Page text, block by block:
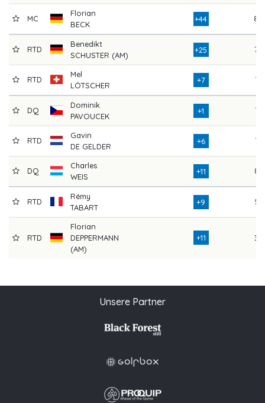
MC
Florian
BECK
+44 88
RTD
Benedikt
SCHUSTER (AM)
+25 78
RTD
Mel
LÖTSCHER
+7 76
DQ
Dominik
PAVOUCEK
+1 72
RTD
Gavin
DE GELDER
+6 77
DQ
Charles
WEIS
+11 82
RTD
Rémy
TABART
+9 54
RTD
Florian
DEPPERMANN
(AM)
+11 39
Unsere Partner